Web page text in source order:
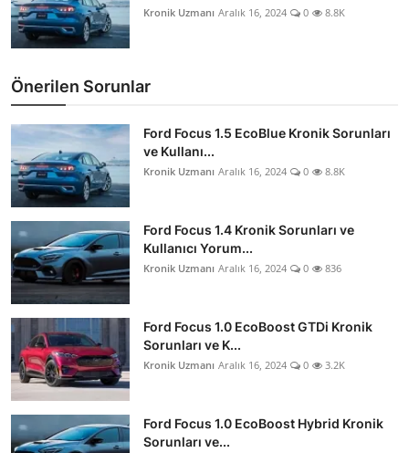
Kronik Uzmanı Aralık 16, 2024 0 8.8K
Önerilen Sorunlar
Ford Focus 1.5 EcoBlue Kronik Sorunları
ve Kullanı...
Kronik Uzmanı Aralık 16, 2024 0 8.8K
Ford Focus 1.4 Kronik Sorunları ve
Kullanıcı Yorum...
Kronik Uzmanı Aralık 16, 2024 0 836
Ford Focus 1.0 EcoBoost GTDi Kronik
Sorunları ve K...
Kronik Uzmanı Aralık 16, 2024 0 3.2K
Ford Focus 1.0 EcoBoost Hybrid Kronik
Sorunları ve...